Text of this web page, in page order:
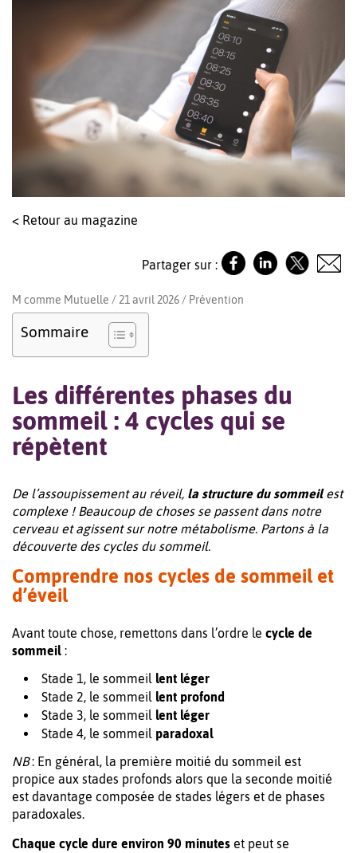
< Retour au magazine
Partager sur :
M comme Mutuelle / 21 avril 2026 / Prévention
Sommaire
Les différentes phases du
sommeil : 4 cycles qui se
répètent
De l’assoupissement au réveil, la structure du sommeilest
complexe ! Beaucoup de choses se passent dans notre
cerveau et agissent sur notre métabolisme. Partons à la
découverte des cycles du sommeil.
Comprendre nos cycles de sommeil et
d’éveil
Avant toute chose, remettons dans l’ordre le cycle de
sommeil :
Stade 1, le sommeil lent léger
Stade 2, le sommeil lent profond
Stade 3, le sommeil lent léger
Stade 4, le sommeil paradoxal
NB: En général, la première moitié du sommeil est
propice aux stades profonds alors que la seconde moitié
est davantage composée de stades légers et de phases
paradoxales.
Chaque cycle dure environ 90 minutes et peut se